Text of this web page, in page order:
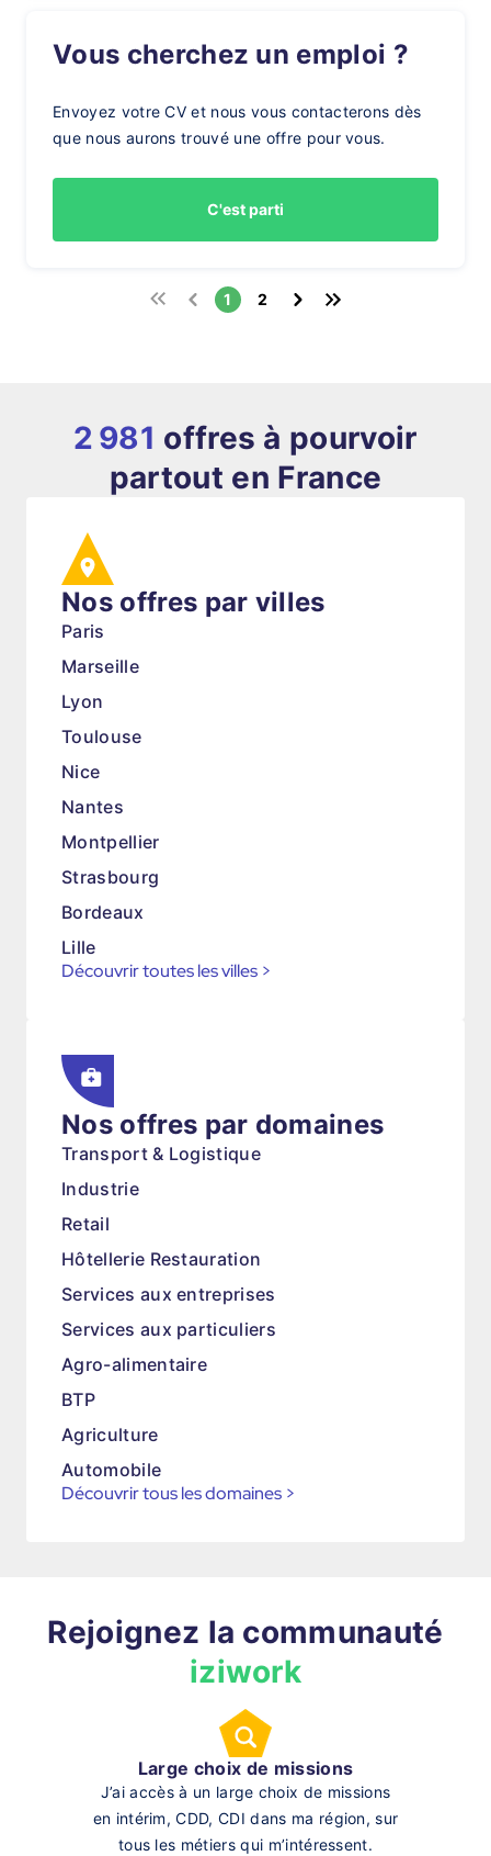
Vous cherchez un emploi ?
Envoyez votre CV et nous vous contacterons dès
que nous aurons trouvé une offre pour vous.
C'est parti
1 2
2 981 offres à pourvoir
partout en France
Nos offres par villes
Paris
Marseille
Lyon
Toulouse
Nice
Nantes
Montpellier
Strasbourg
Bordeaux
Lille
Découvrir toutes les villes >
Nos offres par domaines
Transport & Logistique
Industrie
Retail
Hôtellerie Restauration
Services aux entreprises
Services aux particuliers
Agro-alimentaire
BTP
Agriculture
Automobile
Découvrir tous les domaines >
Rejoignez la communauté
iziwork
Large choix de missions
J’ai accès à un large choix de missions
en intérim, CDD, CDI dans ma région, sur
tous les métiers qui m’intéressent.